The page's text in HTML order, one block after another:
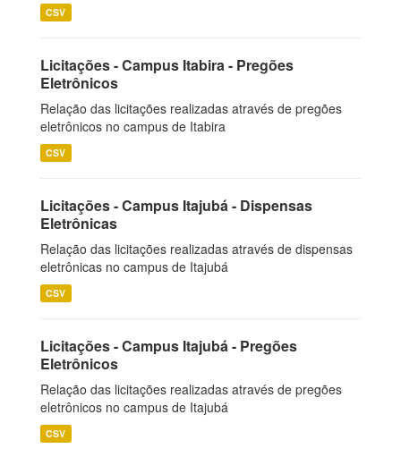
CSV
Licitações - Campus Itabira - Pregões
Eletrônicos
Relação das licitações realizadas através de pregões
eletrônicos no campus de Itabira
CSV
Licitações - Campus Itajubá - Dispensas
Eletrônicas
Relação das licitações realizadas através de dispensas
eletrônicas no campus de Itajubá
CSV
Licitações - Campus Itajubá - Pregões
Eletrônicos
Relação das licitações realizadas através de pregões
eletrônicos no campus de Itajubá
CSV